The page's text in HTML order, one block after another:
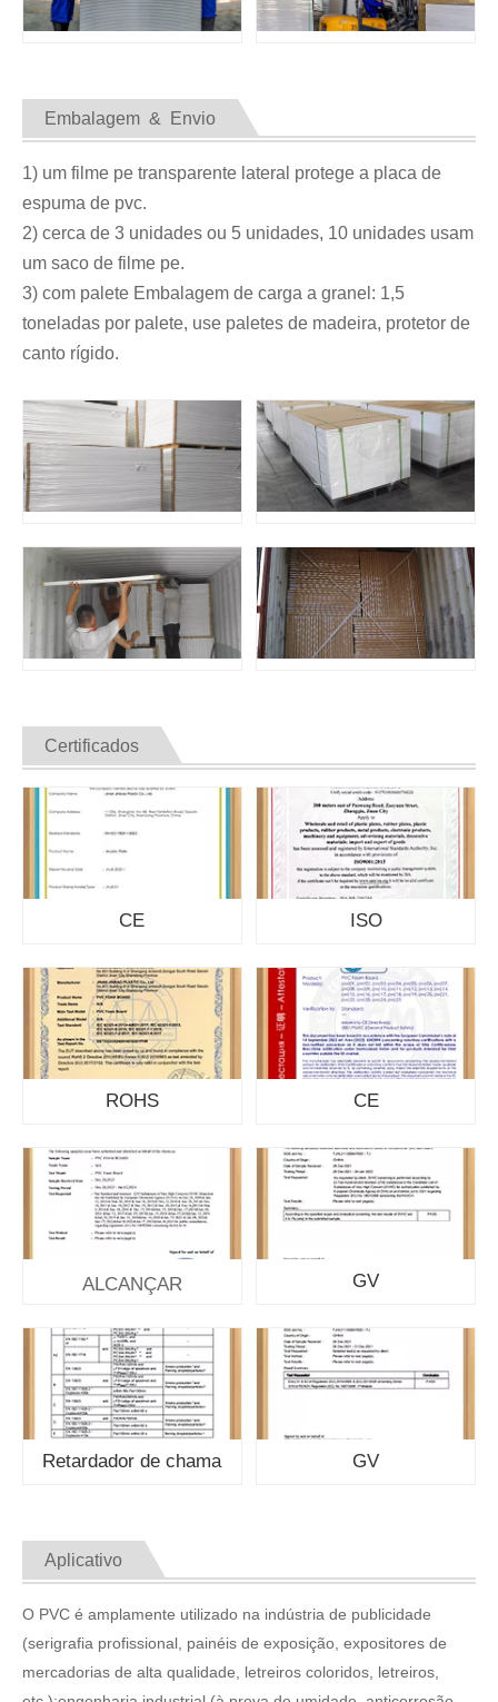
Embalagem & Envio
1) um filme pe transparente lateral protege a placa de
espuma de pvc.
2) cerca de 3 unidades ou 5 unidades, 10 unidades usam
um saco de filme pe.
3) com palete Embalagem de carga a granel: 1,5
toneladas por palete, use paletes de madeira, protetor de
canto rígido.
Certificados
CE ISO
ROHS CE
ALCANÇAR GV
Retardador de chama GV
Aplicativo
O PVC é amplamente utilizado na indústria de publicidade
(serigrafia profissional, painéis de exposição, expositores de
mercadorias de alta qualidade, letreiros coloridos, letreiros,